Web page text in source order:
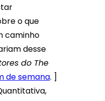
o que
caminho
desse
do The
de semana. ]